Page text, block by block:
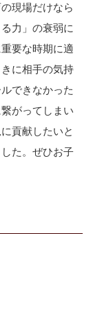
現場だけなら
力」の衰弱に
要な時期に適
に相手の気持
できなかった
がってしまい
貢献したいと
た。ぜひお子